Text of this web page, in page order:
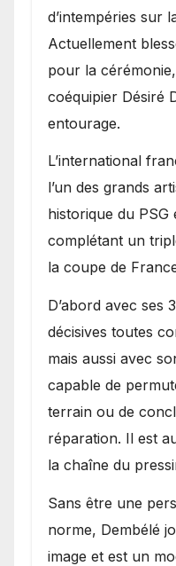
d’intempéries sur
Actuellement
pour la
coéquipier Désiré
entourage.
L’international
l’un des grands
historique du PSG
complétant un
la coupe de
D’abord avec ses
décisives toutes
mais aussi avec
capable de
terrain ou de
réparation. Il est
la chaîne du
Sans être une
norme, Dembélé
image et est un